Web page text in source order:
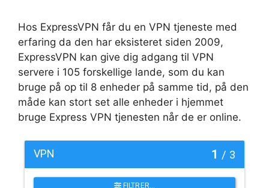
Hos ExpressVPN får du en VPN tjeneste med
erfaring da den har eksisteret siden 2009,
ExpressVPN kan give dig adgang til VPN
servere i 105 forskellige lande, som du kan
bruge på op til 8 enheder på samme tid, på den
måde kan stort set alle enheder i hjemmet
bruge Express VPN tjenesten når de er online.